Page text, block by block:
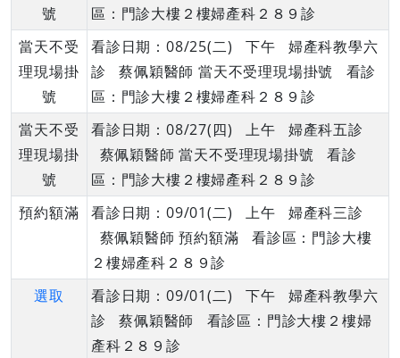
號
區：門診大樓２樓婦產科２８９診
當天不受
理現場掛
號
看診日期：08/25(二) 下午 婦產科教學六
診 蔡佩穎醫師 當天不受理現場掛號 看診
區：門診大樓２樓婦產科２８９診
當天不受
理現場掛
號
看診日期：08/27(四) 上午 婦產科五診
蔡佩穎醫師 當天不受理現場掛號 看診
區：門診大樓２樓婦產科２８９診
預約額滿
看診日期：09/01(二) 上午 婦產科三診
蔡佩穎醫師 預約額滿 看診區：門診大樓
２樓婦產科２８９診
選取
看診日期：09/01(二) 下午 婦產科教學六
診 蔡佩穎醫師 看診區：門診大樓２樓婦
產科２８９診